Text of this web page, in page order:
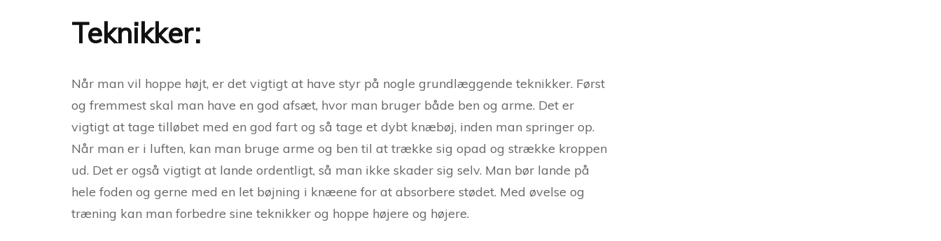
Teknikker:
Når man vil hoppe højt, er det vigtigt at have styr på nogle grundlæggende teknikker. Først
og fremmest skal man have en god afsæt, hvor man bruger både ben og arme. Det er
vigtigt at tage tilløbet med en god fart og så tage et dybt knæbøj, inden man springer op.
Når man er i luften, kan man bruge arme og ben til at trække sig opad og strække kroppen
ud. Det er også vigtigt at lande ordentligt, så man ikke skader sig selv. Man bør lande på
hele foden og gerne med en let bøjning i knæene for at absorbere stødet. Med øvelse og
træning kan man forbedre sine teknikker og hoppe højere og højere.